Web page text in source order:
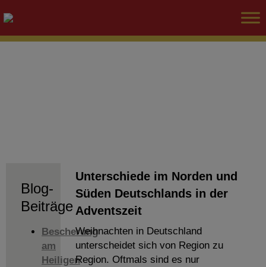
Blog-
Beiträge
Bescherung
am
Heiligen
Unterschiede im Norden und
Süden Deutschlands in der
Adventszeit
Weihnachten in Deutschland
unterscheidet sich von Region zu
Region. Oftmals sind es nur